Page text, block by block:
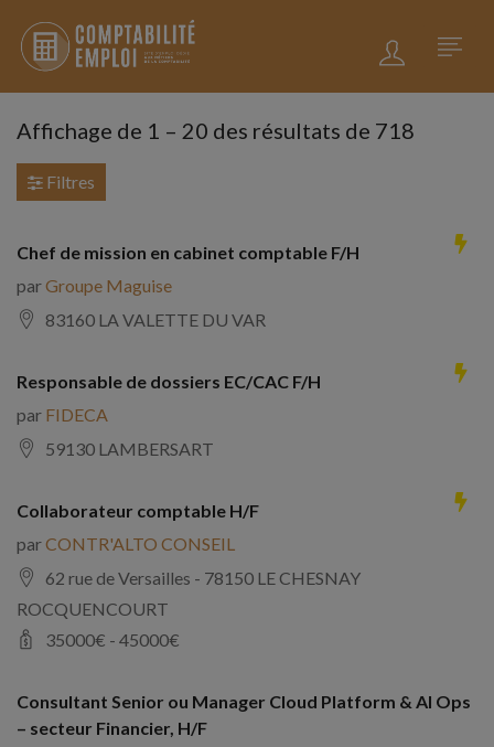
Affichage de 1 – 20 des résultats de 718
Filtres
Chef de mission en cabinet comptable F/H
parGroupe Maguise
83160 LA VALETTE DU VAR
Responsable de dossiers EC/CAC F/H
par FIDECA
59130 LAMBERSART
Collaborateur comptable H/F
parCONTR'ALTO CONSEIL
62 rue de Versailles - 78150 LE CHESNAY
ROCQUENCOURT
35000€ - 45000€
Consultant Senior ou Manager Cloud Platform & AI Ops
– secteur Financier, H/F